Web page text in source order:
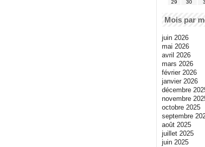
29
30
Mois par
juin 2026
mai 2026
avril 2026
mars 2026
février 2026
janvier 2026
décembre
novembre
octobre 2025
septembre
août 2025
juillet 2025
juin 2025